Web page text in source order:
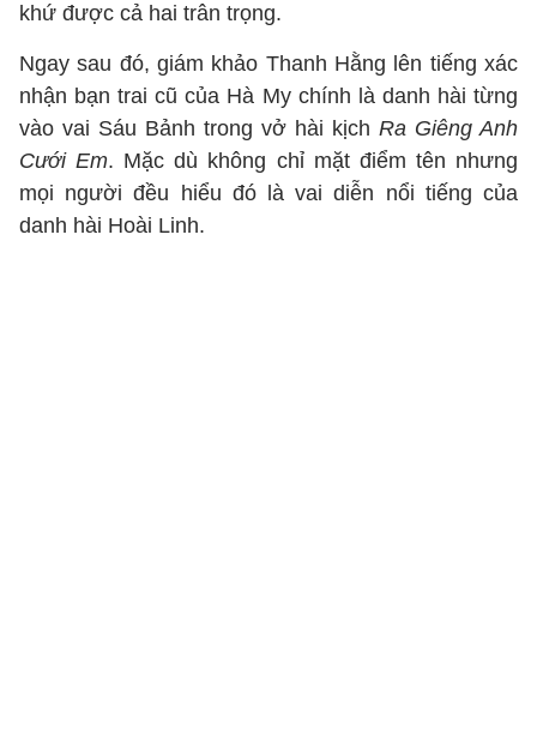
khứ được cả hai trân trọng.
Ngay sau đó, giám khảo Thanh Hằng lên tiếng xác
nhận bạn trai cũ của Hà My chính là danh hài từng
vào vai Sáu Bảnh trong vở hài kịch Ra Giêng Anh
Cưới Em. Mặc dù không chỉ mặt điểm tên nhưng
mọi người đều hiểu đó là vai diễn nổi tiếng của
danh hài Hoài Linh.